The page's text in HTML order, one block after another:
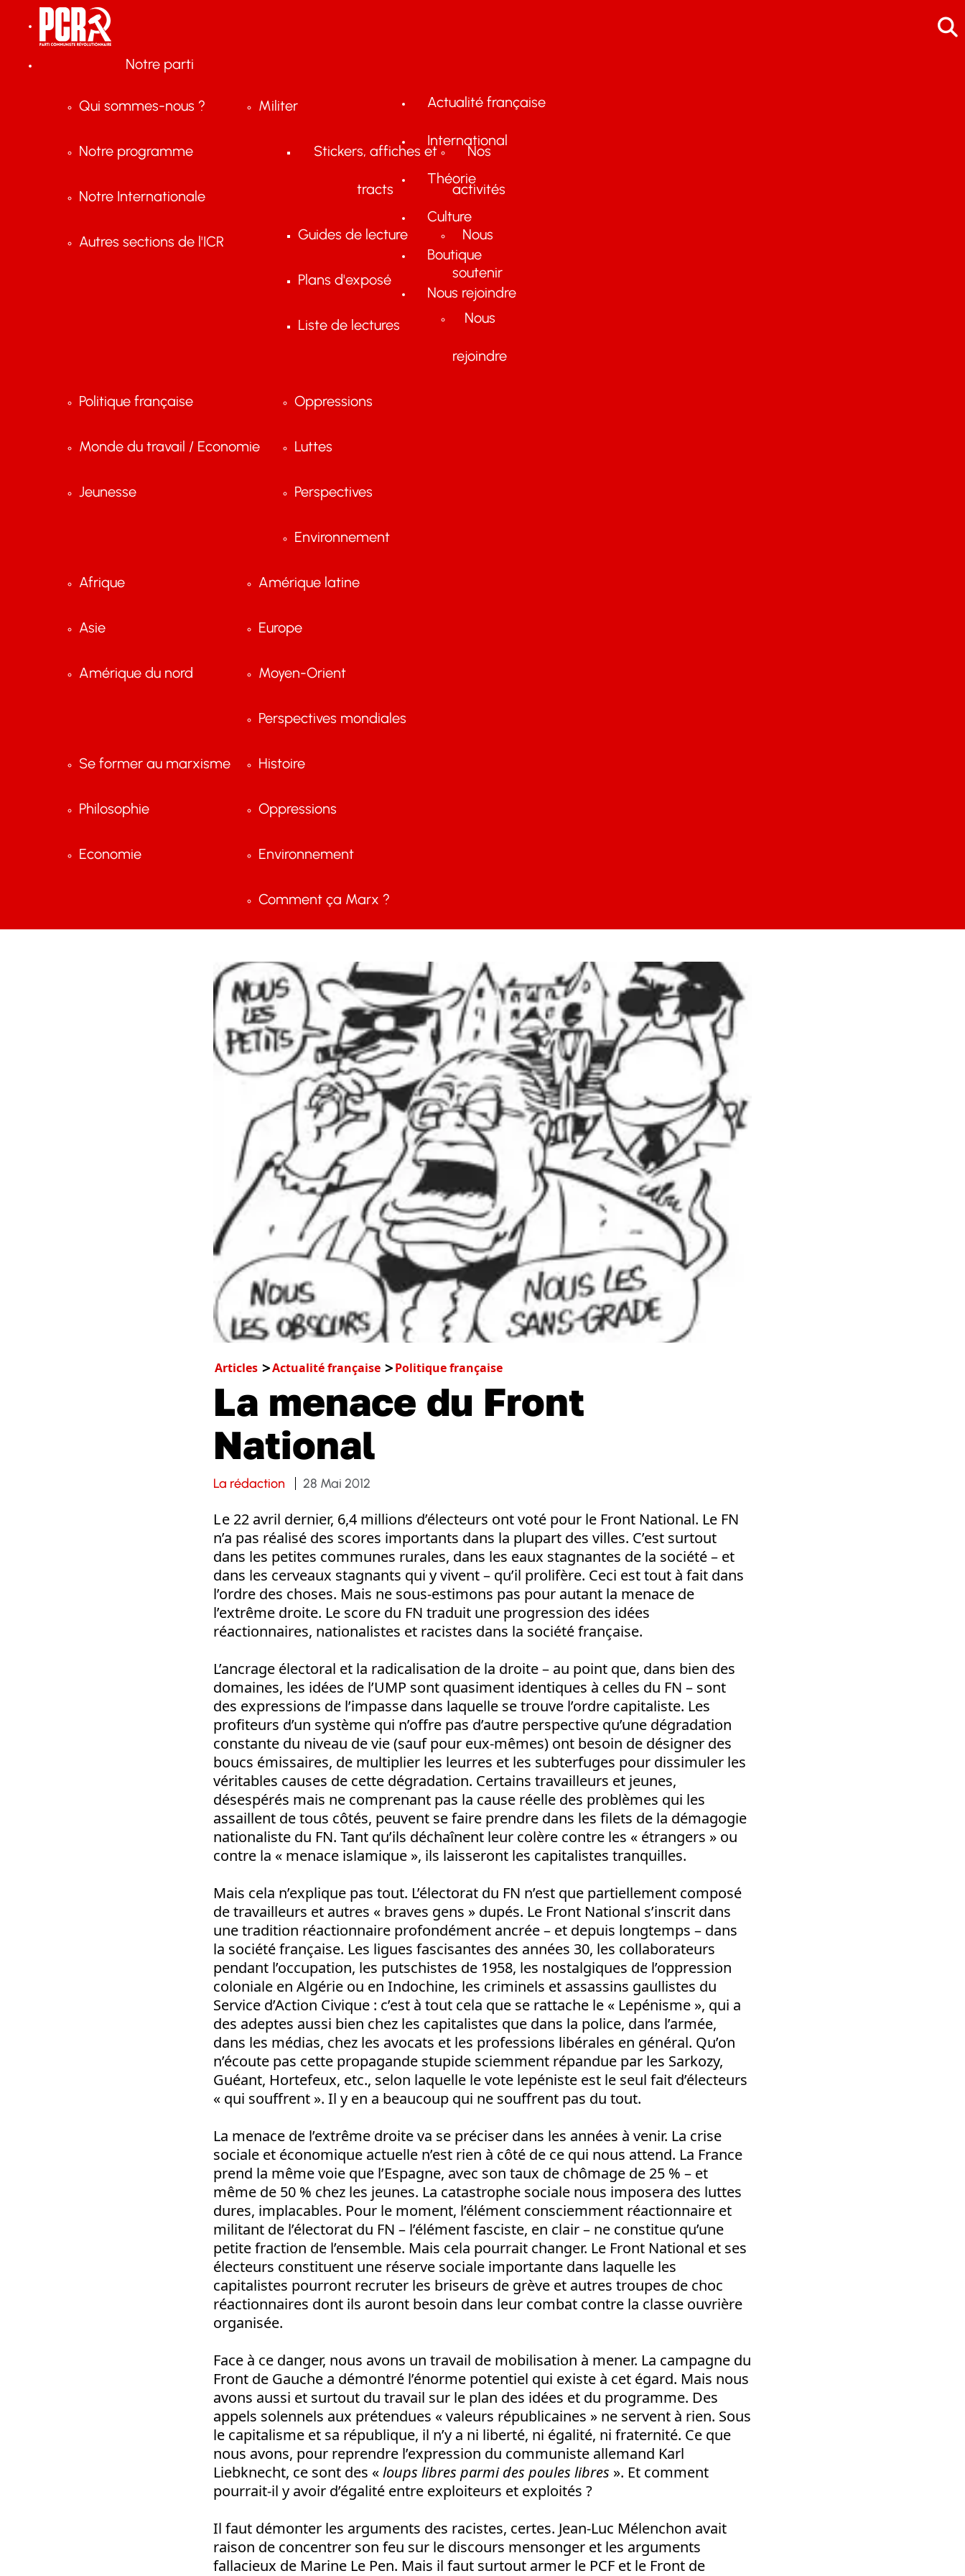
Notre parti
Qui sommes-nous ?
Notre programme
Notre Internationale
Autres sections de l'ICR
Militer
Stickers, affiches et
tracts
Guides de lecture
Plans d'exposé
Liste de lectures
Nos
activités
Nous
soutenir
Nous
rejoindre
Actualité française
Politique française
Monde du travail / Economie
Jeunesse
Oppressions
Luttes
Perspectives
Environnement
International
Afrique
Asie
Amérique du nord
Amérique latine
Europe
Moyen-Orient
Perspectives mondiales
Théorie
Se former au marxisme
Philosophie
Economie
Histoire
Oppressions
Environnement
Comment ça Marx ?
Culture
Boutique
Nous rejoindre
Articles Actualité française Politique française
La menace du Front
National
La rédaction 28 Mai 2012
L e 22 avril dernier, 6,4 millions d’électeurs ont voté pour le Front National. Le FN
n’a pas réalisé des scores importants dans la plupart des villes. C’est surtout
dans les petites communes rurales, dans les eaux stagnantes de la société – et
dans les cerveaux stagnants qui y vivent – qu’il prolifère. Ceci est tout à fait dans
l’ordre des choses. Mais ne sous-estimons pas pour autant la menace de
l’extrême droite. Le score du FN traduit une progression des idées
réactionnaires, nationalistes et racistes dans la société française.
L’ancrage électoral et la radicalisation de la droite – au point que, dans bien des
domaines, les idées de l’UMP sont quasiment identiques à celles du FN – sont
des expressions de l’impasse dans laquelle se trouve l’ordre capitaliste. Les
profiteurs d’un système qui n’offre pas d’autre perspective qu’une dégradation
constante du niveau de vie (sauf pour eux-mêmes) ont besoin de désigner des
boucs émissaires, de multiplier les leurres et les subterfuges pour dissimuler les
véritables causes de cette dégradation. Certains travailleurs et jeunes,
désespérés mais ne comprenant pas la cause réelle des problèmes qui les
assaillent de tous côtés, peuvent se faire prendre dans les filets de la démagogie
nationaliste du FN. Tant qu’ils déchaînent leur colère contre les « étrangers » ou
contre la « menace islamique », ils laisseront les capitalistes tranquilles.
Mais cela n’explique pas tout. L’électorat du FN n’est que partiellement composé
de travailleurs et autres « braves gens » dupés. Le Front National s’inscrit dans
une tradition réactionnaire profondément ancrée – et depuis longtemps – dans
la société française. Les ligues fascisantes des années 30, les collaborateurs
pendant l’occupation, les putschistes de 1958, les nostalgiques de l’oppression
coloniale en Algérie ou en Indochine, les criminels et assassins gaullistes du
Service d’Action Civique : c’est à tout cela que se rattache le « Lepénisme », qui a
des adeptes aussi bien chez les capitalistes que dans la police, dans l’armée,
dans les médias, chez les avocats et les professions libérales en général. Qu’on
n’écoute pas cette propagande stupide sciemment répandue par les Sarkozy,
Guéant, Hortefeux, etc., selon laquelle le vote lepéniste est le seul fait d’électeurs
« qui souffrent ». Il y en a beaucoup qui ne souffrent pas du tout.
La menace de l’extrême droite va se préciser dans les années à venir. La crise
sociale et économique actuelle n’est rien à côté de ce qui nous attend. La France
prend la même voie que l’Espagne, avec son taux de chômage de 25 % – et
même de 50 % chez les jeunes. La catastrophe sociale nous imposera des luttes
dures, implacables. Pour le moment, l’élément consciemment réactionnaire et
militant de l’électorat du FN – l’élément fasciste, en clair – ne constitue qu’une
petite fraction de l’ensemble. Mais cela pourrait changer. Le Front National et ses
électeurs constituent une réserve sociale importante dans laquelle les
capitalistes pourront recruter les briseurs de grève et autres troupes de choc
réactionnaires dont ils auront besoin dans leur combat contre la classe ouvrière
organisée.
Face à ce danger, nous avons un travail de mobilisation à mener. La campagne du
Front de Gauche a démontré l’énorme potentiel qui existe à cet égard. Mais nous
avons aussi et surtout du travail sur le plan des idées et du programme. Des
appels solennels aux prétendues « valeurs républicaines » ne servent à rien. Sous
le capitalisme et sa république, il n’y a ni liberté, ni égalité, ni fraternité. Ce que
nous avons, pour reprendre l’expression du communiste allemand Karl
Liebknecht, ce sont des «loups libres parmi des poules libres ». Et comment
pourrait-il y avoir d’égalité entre exploiteurs et exploités ?
Il faut démonter les arguments des racistes, certes. Jean-Luc Mélenchon avait
raison de concentrer son feu sur le discours mensonger et les arguments
fallacieux de Marine Le Pen. Mais il faut surtout armer le PCF et le Front de